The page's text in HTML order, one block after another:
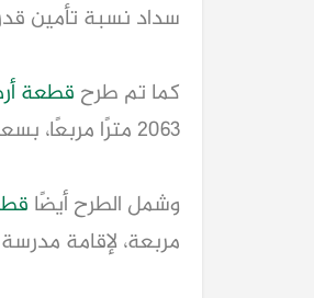
سداد نسبة تأمين قدرها
كما تم طرح قطعة
2063 مترًا مربعًا، بسعر 4040 جنيهًا للمتر، وبنسبة تأمين 5%.
وشمل الطرح أيضًا
مربعة، لإقامة مدرسة تمريض، بسعر 7890